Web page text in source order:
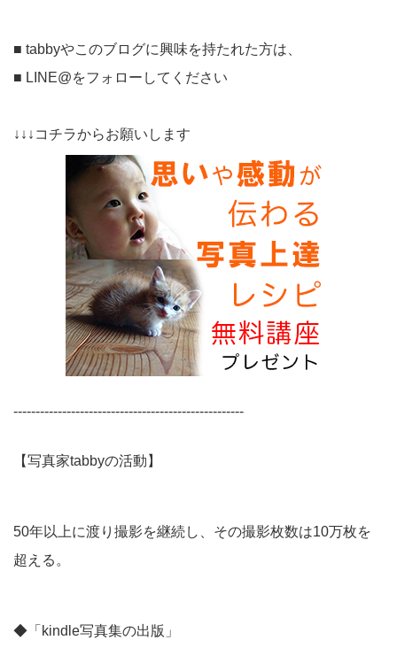
■ tabbyやこのブログに興味を持たれた方は、
■ LINE@をフォローしてください
↓↓↓コチラからお願いします
----------------------------------------------------
【写真家tabbyの活動】
50年以上に渡り撮影を継続し、その撮影枚数は10万枚を
超える。
◆「kindle写真集の出版」